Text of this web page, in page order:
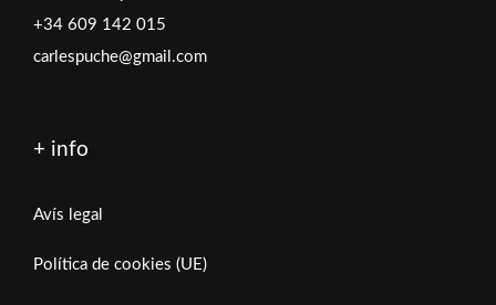
+34 609 142 015
carlespuche@gmail.com
+ info
Avís legal
Política de cookies (UE)